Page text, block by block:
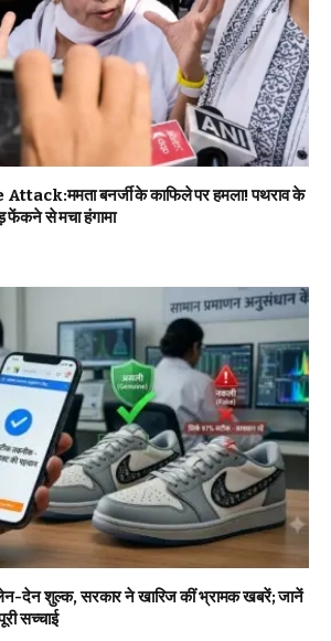
बनर्जी के काफिले पर हमला! पथराव के
से मचा हंगामा
देन शुल्क, सरकार ने खारिज कीं भ्रामक खबरें; जानें
सच्चाई